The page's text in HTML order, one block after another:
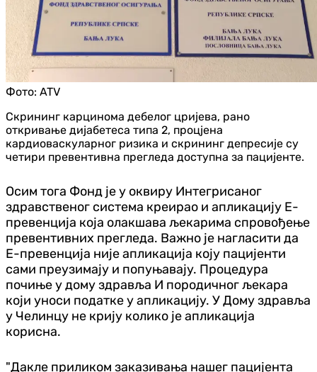
Фото: ATV
Скрининг карцинома дебелог цријева, рано
откривање дијабетеса типа 2, процјена
кардиоваскуларног ризика и скрининг депресије су
четири превентивна прегледа доступна за пацијенте.
Осим тога Фонд је у оквиру Интегрисаног
здравственог система креирао и апликацију Е-
превенција која олакшава љекарима спровођење
превентивних прегледа. Важно је нагласити да
Е-превенција није апликација коју пацијенти
сами преузимају и попуњавају. Процедура
почиње у дому здравља И породичног љекара
који уноси податке у апликацију. У Дому здравља
у Челинцу не крију колико је апликација
корисна.
"Дакле приликом заказивања нашег пацијента